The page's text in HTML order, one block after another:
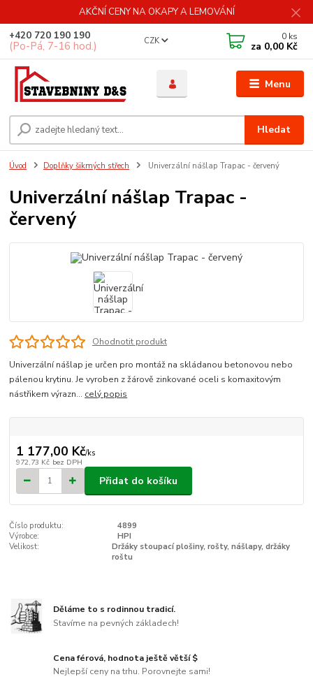
AKČNÍ CENY NA OKAPY A LEMOVÁNÍ
Menu
CZK
Hledat
+420 720 190 190
(Po-Pá, 7-16 hod.)
0 ks
za 0,00 Kč
Úvod Doplňky šikmých střech Univerzální nášlap Trapac - červený
Univerzální nášlap Trapac -
červený
Ohodnotit produkt
Univerzální nášlap je určen pro montáž na skládanou betonovou nebo
pálenou krytinu. Je vyroben z žárově zinkované oceli s komaxitovým
nástřikem výrazn... celý popis
1 177,00 Kč/ks
972,73 Kč bez DPH
Přidat do košíku
Číslo produktu:
4899
Výrobce:
HPI
Velikost:
Držáky stoupací plošiny, rošty, nášlapy, držáky
roštu
Děláme to s rodinnou tradicí.
Stavíme na pevných základech!
Cena férová, hodnota ještě větší $
Nejlepší ceny na trhu. Porovnejte sami!